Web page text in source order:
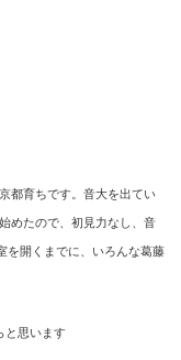
都育ちです。音大を出てい
めたので、初見力なし、音
を開くまでに、いろんな葛藤
と思います